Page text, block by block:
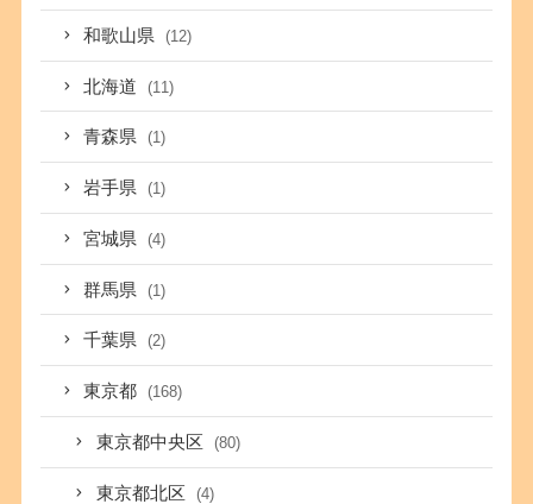
和歌山県 (12)
北海道 (11)
青森県 (1)
岩手県 (1)
宮城県 (4)
群馬県 (1)
千葉県 (2)
東京都 (168)
東京都中央区 (80)
東京都北区 (4)